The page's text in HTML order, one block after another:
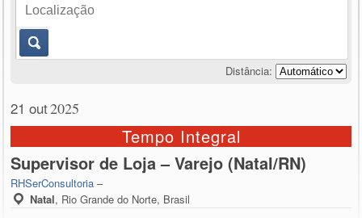
Distância:
21 out2025
Tempo Integral
Supervisor de Loja – Varejo (Natal/RN)
RHSerConsultoria –
Natal, Rio Grande do Norte, Brasil